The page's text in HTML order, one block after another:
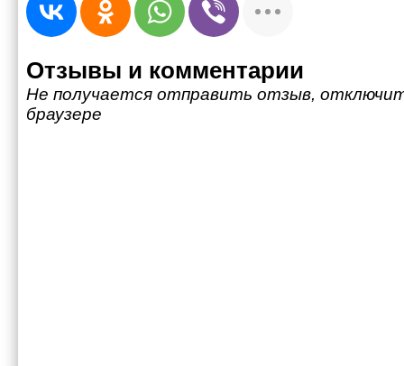
Отзывы и комментарии
Не получается отправить отзыв,
браузере